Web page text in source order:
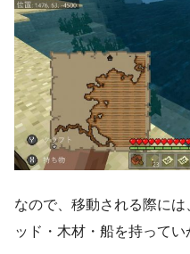
なので、移動される際に
ッド・木材・船を持ってい